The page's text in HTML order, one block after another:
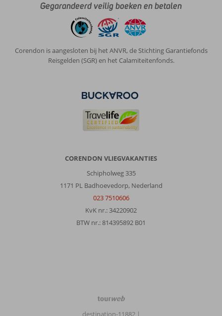
Gegarandeerd veilig boeken en betalen
Corendon is aangesloten bij het ANVR, de Stichting Garantiefonds
Reisgelden (SGR) en het Calamiteitenfonds.
CORENDON VLIEGVAKANTIES
Schipholweg 335
1171 PL Badhoevedorp, Nederland
023 7510606
KvK nr.: 34220902
BTW nr.: 814395892 B01
TourWeb
destination-11882 |